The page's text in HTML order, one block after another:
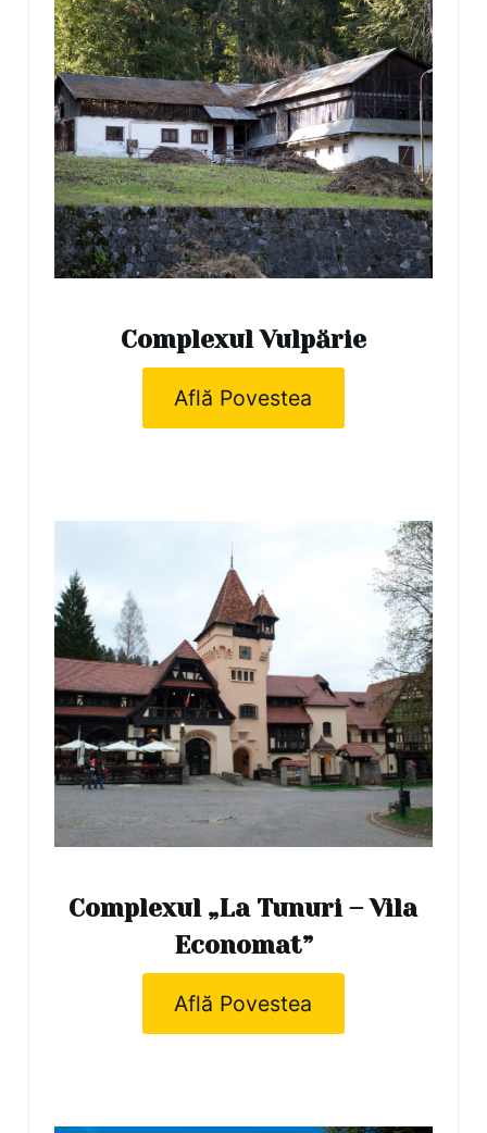
Complexul Vulpărie
Află Povestea
Complexul „La Tunuri – Vila
Economat”
Află Povestea